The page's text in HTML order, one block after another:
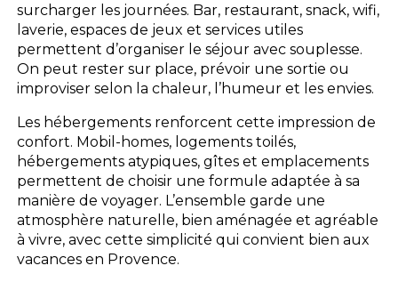
surcharger les journées. Bar, restaurant, snack, wifi,
laverie, espaces de jeux et services utiles
permettent d’organiser le séjour avec souplesse.
On peut rester sur place, prévoir une sortie ou
improviser selon la chaleur, l’humeur et les envies.
Les hébergements renforcent cette impression de
confort. Mobil-homes, logements toilés,
hébergements atypiques, gîtes et emplacements
permettent de choisir une formule adaptée à sa
manière de voyager. L’ensemble garde une
atmosphère naturelle, bien aménagée et agréable
à vivre, avec cette simplicité qui convient bien aux
vacances en Provence.